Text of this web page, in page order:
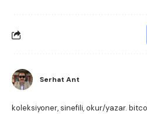
Serhat Ant
koleksiyoner, sinefili, okur/yazar.